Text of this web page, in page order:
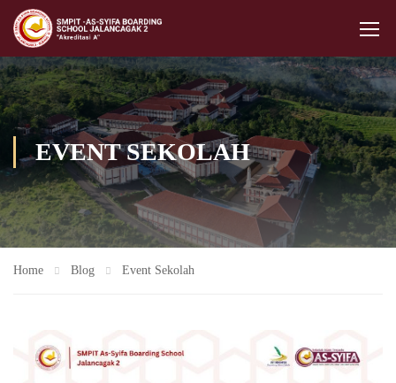
EVENT SEKOLAH
Home Blog Event Sekolah